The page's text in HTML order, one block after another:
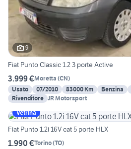
9
Fiat Punto Classic 1.2 3 porte Active
3.999 €Moretta (CN)
Usato
07/2010 83000 Km Benzina
Rivenditore JR Motorsport
Vetrina
Fiat Punto 1.2i 16V cat 5 porte HLX
1.990 €Torino(TO)